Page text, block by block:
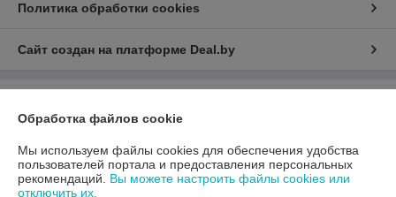
Политика обработки cookies
Сайт создан на платформе Deal.by
220037, г. Минск, ул. Аннаева 84/7,комната 1-6
Регистрационный номер ЕГР: 193597061
Обработка файлов cookie
Мы используем файлы cookies для обеспечения удобства
пользователей портала и предоставления персональных
рекомендаций. Вы можете настроить файлы cookies или
отключить их.